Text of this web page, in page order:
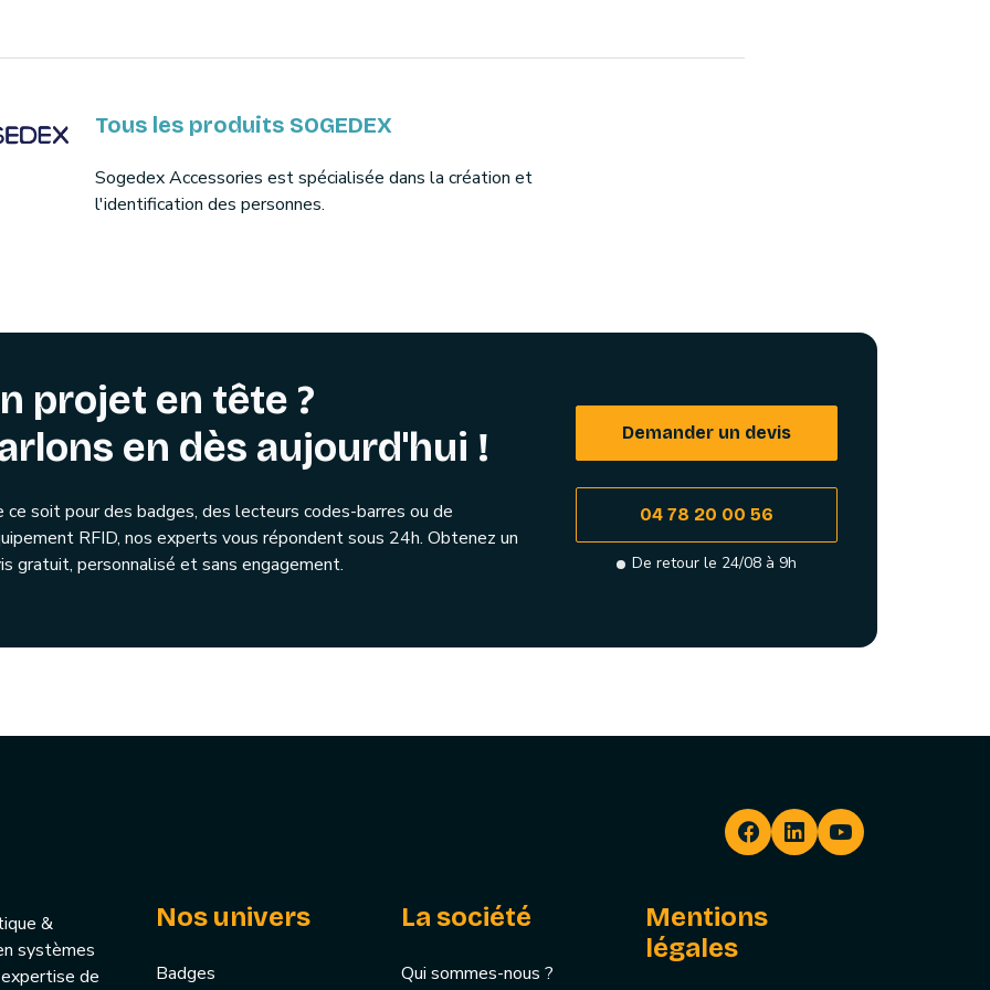
Tous les produits SOGEDEX
Sogedex Accessories est spécialisée dans la création et
l'identification des personnes.
projet en tête ?
en dès aujourd'hui !
ce soit pour des badges, des lecteurs codes-barres ou de
RFID, nos experts vous répondent sous 24h. Obtenez un
gratuit, personnalisé et sans engagement.
Demander un devis
04 78 20 00 56
De retour le 24/08 à 9h
&
systèmes
de
Nos univers
Badges
La société
Qui sommes-nous ?
Mentions
légales